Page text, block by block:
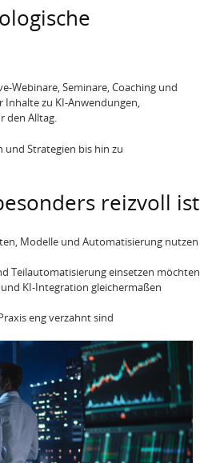
Webinare, Seminare, Coaching und
Inhalte zu KI-Anwendungen,
den Alltag.
und Strategien bis hin zu
reizvoll ist
Modelle und Automatisierung nutzen
Teilautomatisierung einsetzen möchten
KI-Integration gleichermaßen
eng verzahnt sind